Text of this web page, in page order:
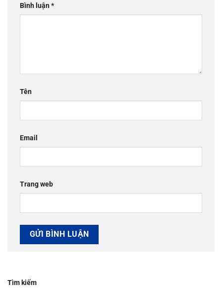
Bình luận*
Tên
Email
Trang web
Tìm kiếm